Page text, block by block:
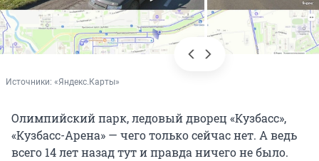
Источники: «Яндекс.Карты»
Олимпийский парк, ледовый дворец «Кузбасс»,
«Кузбасс-Арена» — чего только сейчас нет. А ведь
всего 14 лет назад тут и правда ничего не было.